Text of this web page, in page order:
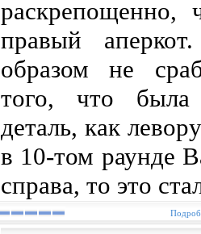
раскрепощенно,
правый
образом не
того, что была
деталь, как
в 10-том раунде
справа, то это